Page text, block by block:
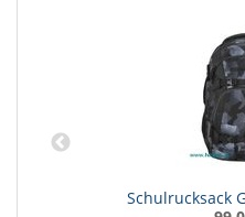
Schulrucksack